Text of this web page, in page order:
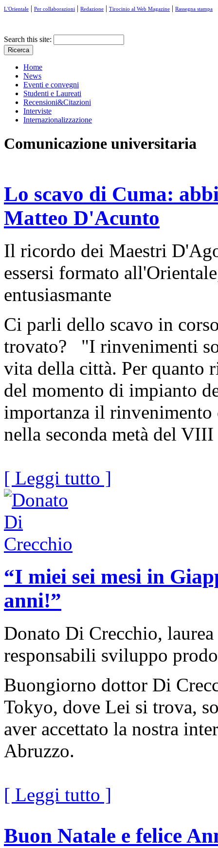
L'Orientale | Per collaborazioni | Redazione | Tirocinio al Web Magazine | Rassegna stampa
Search this site:
Home
News
Eventi e convegni
Studenti e Laureati
Recensioni&Citazioni
Interviste
Internazionalizzazione
Comunicazione universitaria
Lo scavo di Cuma:
Matteo D'Acunto
Il ricordo dei Maestri
essersi formato
entusiasmante
Ci parli dello scavo in
trovato? "I rinvenimenti
vita della città. Per quanto
del momento di impianto
importanza il rinvenimento
nella seconda metà del VIII
[ Leggi tutto ]
“I miei sei mesi in
anni!”
Donato Di Crecchio,
responsabili sviluppo
Buongiorno dottor Di
Tokyo, dove Lei si trova,
aver accettato la nostra
Abruzzo.
[ Leggi tutto ]
Buon Natale e felice